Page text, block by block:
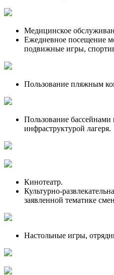
Медицинское
Ежедневное посещение
подвижные игры,
Пользование пляжным
Пользование
инфраструктурой лагеря.
Кинотеатр.
Культурно-
заявленной тематике
Настольные игры,